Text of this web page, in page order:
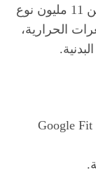
بقاعدة بيانات ضخمة تحتوي على أكثر من 11 مليون نوع
الحرارية،
إمكانية ربطه بتطبيقات أخرى مثل Google Fit